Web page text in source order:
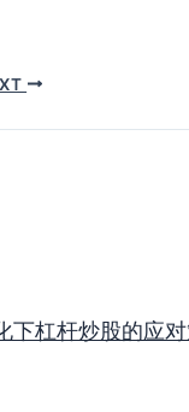
下杠杆炒股的应